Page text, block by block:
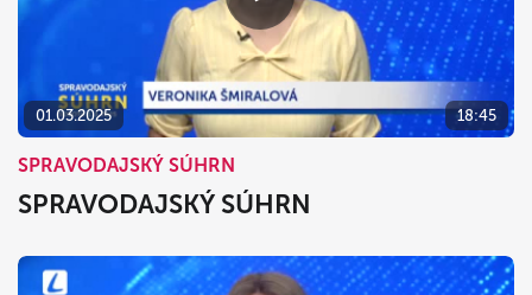
01.03.2025 18:45
SPRAVODAJSKÝ SÚHRN
SPRAVODAJSKÝ SÚHRN